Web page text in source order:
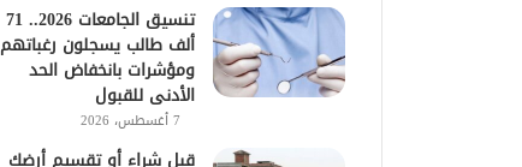
تنسيق الجامعات 2026.. 71
ألف طالب يسجلون رغباتهم
ومؤشرات بانخفاض الحد
الأدنى للقبول
7 أغسطس، 2026
قبل شراء أو تقسيم أرضك